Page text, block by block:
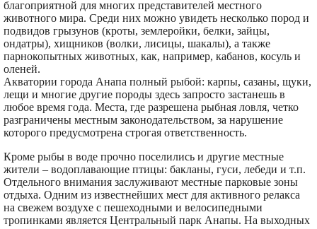
благоприятной для многих представителей местного
животного мира. Среди них можно увидеть несколько пород и
подвидов грызунов (кроты, землеройки, белки, зайцы,
ондатры), хищников (волки, лисицы, шакалы), а также
парнокопытных животных, как, например, кабанов, косуль и
оленей.
Акватории города Анапа полный рыбой: карпы, сазаны, щуки,
лещи и многие другие породы здесь запросто застанешь в
любое время года. Места, где разрешена рыбная ловля, четко
разграничены местным законодательством, за нарушение
которого предусмотрена строгая ответственность.
Кроме рыбы в воде прочно поселились и другие местные
жители – водоплавающие птицы: бакланы, гуси, лебеди и т.п.
Отдельного внимания заслуживают местные парковые зоны
отдыха. Одним из известнейших мест для активного релакса
на свежем воздухе с пешеходными и велосипедными
тропинками является Центральный парк Анапы. На выходных